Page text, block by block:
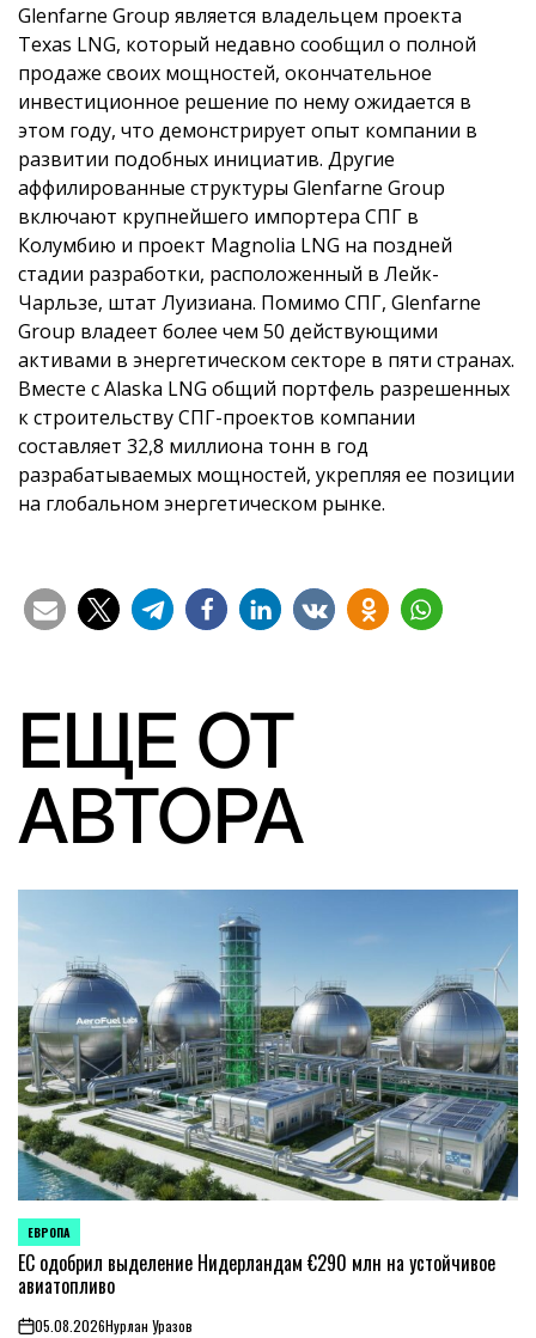
Glenfarne Group является владельцем проекта
Texas LNG, который недавно сообщил о полной
продаже своих мощностей, окончательное
инвестиционное решение по нему ожидается в
этом году, что демонстрирует опыт компании в
развитии подобных инициатив. Другие
аффилированные структуры Glenfarne Group
включают крупнейшего импортера СПГ в
Колумбию и проект Magnolia LNG на поздней
стадии разработки, расположенный в Лейк-
Чарльзе, штат Луизиана. Помимо СПГ, Glenfarne
Group владеет более чем 50 действующими
активами в энергетическом секторе в пяти странах.
Вместе с Alaska LNG общий портфель разрешенных
к строительству СПГ-проектов компании
составляет 32,8 миллиона тонн в год
разрабатываемых мощностей, укрепляя ее позиции
на глобальном энергетическом рынке.
ЕЩЕ ОТ
АВТОРА
ОПУБЛИКОВАНО
В
ЕВРОПА
ЕС одобрил выделение Нидерландам €290 млн на устойчивое
авиатопливо
05.08.2026Нурлан Уразов